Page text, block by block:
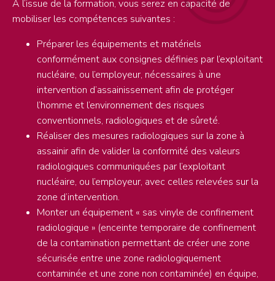
A l’issue de la formation, vous serez en capacité de
mobiliser les compétences suivantes :
Préparer les équipements et matériels
conformément aux consignes définies par l’exploitant
nucléaire, ou l’employeur, nécessaires à une
intervention d’assainissement afin de protéger
l’homme et l’environnement des risques
conventionnels, radiologiques et de sûreté.
Réaliser des mesures radiologiques sur la zone à
assainir afin de valider la conformité des valeurs
radiologiques communiquées par l’exploitant
nucléaire, ou l’employeur, avec celles relevées sur la
zone d’intervention.
Monter un équipement « sas vinyle de confinement
radiologique » (enceinte temporaire de confinement
de la contamination permettant de créer une zone
sécurisée entre une zone radiologiquement
contaminée et une zone non contaminée) en équipe,